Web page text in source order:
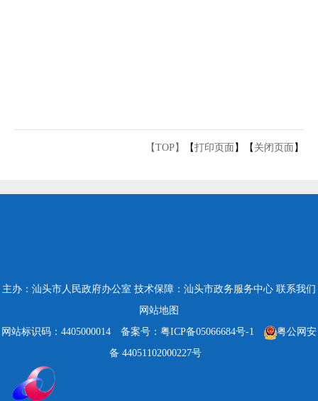
【TOP】 【打印页面 】【 关闭页面 】
主办：汕头市人民政府办公室 技术保障：汕头市政务服务中心 联系我们
网站地图
网站标识码：4405000014
备案号：粤ICP备05066684号-1
粤公网安
备 44051102000227号